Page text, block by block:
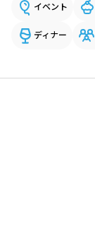
イベント
ディナー